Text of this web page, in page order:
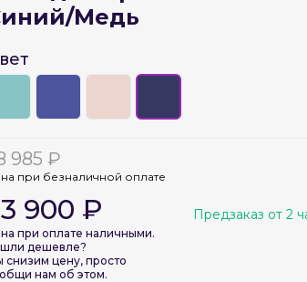
Медь
985 ₽
при безналичной оплате
900 ₽
при оплате наличными.
дешевле?
снизим цену, просто
нам об этом.
Предзаказ от 2